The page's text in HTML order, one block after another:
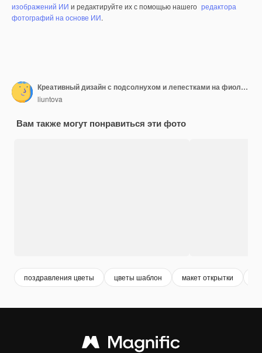
изображений ИИ и редактируйте их с помощью нашего редактора
фотографий на основе ИИ.
Креативный дизайн с подсолнухом и лепестками на фиолетовом фоне
liuntova
Вам также могут понравиться эти фото
поздравления цветы цветы шаблон макет открытки